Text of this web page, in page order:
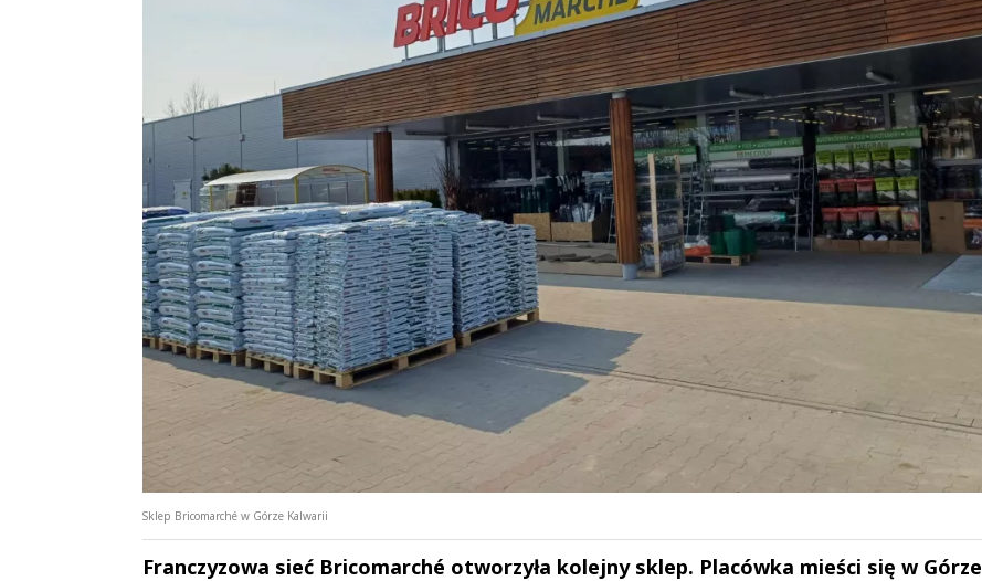
Sklep Bricomarché w Górze Kalwarii
Franczyzowa sieć Bricomarché otworzyła kolejny sklep. Placówka mieści się w Górze